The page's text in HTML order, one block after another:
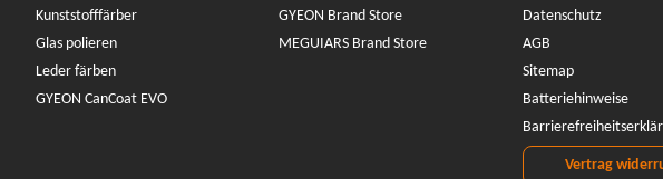
Kunststofffärber
Glas polieren
Leder färben
GYEON CanCoat EVO
GYEON Brand Store
MEGUIARS Brand Store
Datenschutz
AGB
Sitemap
Batteriehinweise
Vertrag